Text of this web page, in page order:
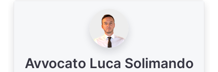
Avvocato Luca Solimando